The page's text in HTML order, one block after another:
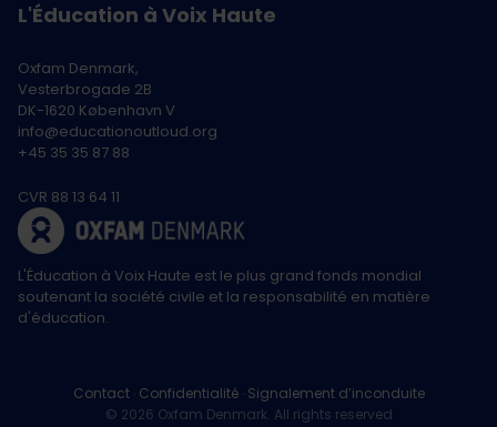
L'Éducation à Voix Haute
Oxfam Denmark,
Vesterbrogade 2B
DK-1620 København V
info@educationoutloud.org
+45 35 35 87 88
CVR 88 13 64 11
L'Éducation à Voix Haute est le plus grand fonds mondial
soutenant la société civile et la responsabilité en matière
d'éducation.
Contact Confidentialité Signalement d’inconduite
© 2026 Oxfam Denmark. All rights reserved